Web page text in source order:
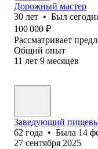
Дорожный мастер
30 лет • Был
100 000 ₽
Рассматривает
Общий опыт
11 лет 9 месяцев
Заведующий
62 года • Была 14
27 сентября 2025